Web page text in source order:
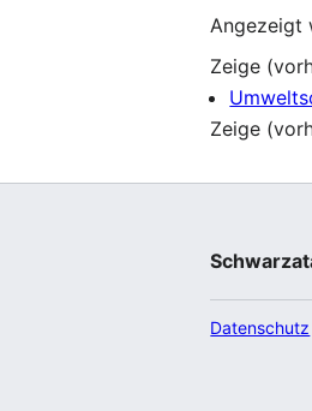
Angezeigt
Zeige (
Zeige (
Datenschutz